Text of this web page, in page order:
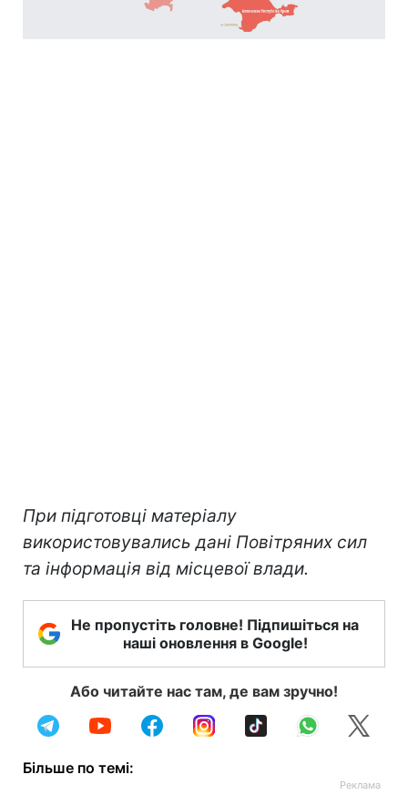
При підготовці матеріалу
використовувались дані Повітряних сил
та інформація від місцевої влади.
Не пропустіть головне! Підпишіться на
наші оновлення в Google!
Або читайте нас там, де вам зручно!
Більше по темі: